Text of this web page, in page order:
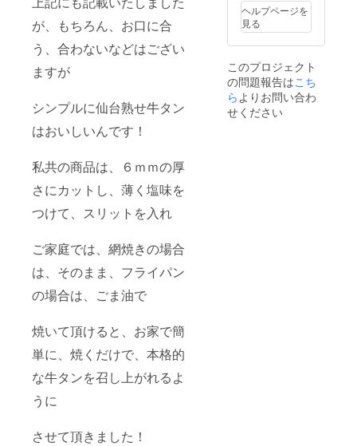
が、もちろん、お口に合
う、合わないなどはござい
ますが
シンプルに仙台熟せ牛タン
はおいしいんです！
私共の商品は、６ｍｍの厚
さにカットし、薄く塩味を
つけて、スリットを入れ
ご家庭では、網焼きの場合
は、そのまま、フライパン
の場合は、ごま油で
焼いて頂けると、お家で簡
単に、焼くだけで、本格的
な牛タンを召し上がれるよ
うに
させて頂きました！
ヘルプページを
見る
このプロジェクト
の問題報告はこち
ら よりお問い合わ
せください